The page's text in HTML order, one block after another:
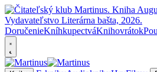
DoručenieKníhkupectváKnihovrátok